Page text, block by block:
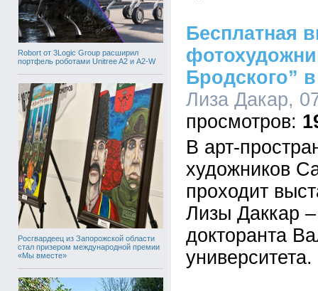
Robort от 3Logic Group расширил
портфель роботами Unitree A2 и A2-W
Росгвардеец из Запорожской области
стал призером международной премии
«Мы вместе»
Бесплатная
Бродского”
Лиза Дакар,
В арт-
художников
проходит
Лизы Даккар
докторанта
университета.